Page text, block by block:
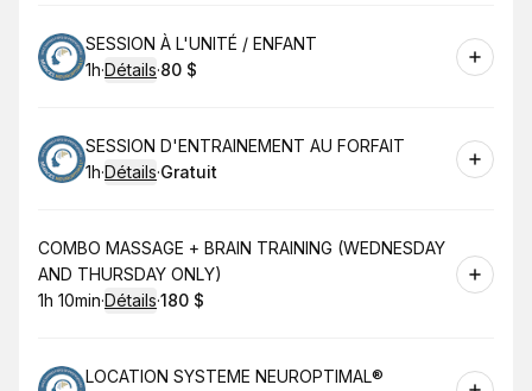
Réserver
SESSION À L'UNITÉ / ENFANT
.Durée de l'appel
1h·Détails·
.Prix
80 $
Réserver
SESSION D'ENTRAINEMENT AU FORFAIT
.Durée de l'appel
1h·Détails·
.Prix:
Gratuit
Réserver
COMBO MASSAGE + BRAIN TRAINING (WEDNESDAY
AND THURSDAY ONLY)
.Durée de l'appel:
1h 10min·Détails·
.Prix
180 $
Réserver
LOCATION SYSTEME NEUROPTIMAL®️